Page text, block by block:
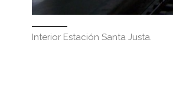
Interior Estación Santa Justa.